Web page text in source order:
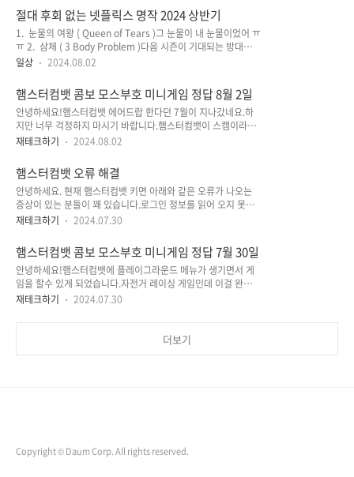
속 프로그램 설..
완화에 좋다고해서 찾아보다가 세라펩타제에 대해서 알게되었
습니다.세라펩타제의 효능에 대해서는 아래에 잘 설명되어있으
니 참고하세요~ https://m.site.naver.com/1rysU 염증 완화
세라펩타제 영양제염증 완화 영양제 세라펩타제 설명
byecom.ollasugi.com 아이허브에서 구매했는데 한통에 180
니다.통 크기는 간에 좋은 영양제인 THORNE의 SAT보다 약간
큰 크기입니다. 캡슐이 일반 알약..
절대 후회 없는 넷플릭스 명작 2024 상반기
1. 눈물의 여왕 ( Queen of Tears )그 눈물이 내 눈물이었어 ㅠ
ㅠ 2. 삼체 ( 3 Body Problem )다음 시즌이 기대되는 방대한
세계관을 가진 SF 드라마 3. 기생수 : 더 그레이 ( Parasyte:
셀다 ( Griselda )미국 마이애미 마약 제국의 대모의 이야기 5.
젠틀맨: 더 시리즈 ( The Gentlemen )타락한 영국 귀족의 이야
기 이거 다 보면 2024년 상반기 넷플릭스 돈 아깝지 않습니다.
일상 2024.08.02
햄스터컴뱃 콤보 모스부호 미니게임 정답 8월 2일
안녕하세요!햄스터컴뱃 에어드랍 한다던 7월이 지나갔네요.하
지만 너무 걱정하지 마시기 바랍니다.햄스터컴뱃이 스캠이라기
엔 정성이 너무 많이 들어갔고 사용자도 많습니다.뭘해도 될 만
니다. 햄스터컴뱃 콤보 정답TOP 10 Global Ranking
(Special)X Network 10 Million (Special)This is fine
(Special) ㅇㅇㅇ햄스터컴뱃 모스부호 정답RELAY 햄스터컴뱃
미니게임 정답
재테크하기 2024.08.02
햄스터컴뱃 오류 해결
안녕하세요. 현재 햄스터컴뱃 키면 아래와 같은 오류가 나오는
증상이 있는 분들이 꽤 있습니다.로그인 정보를 읽어 오지 못한
다는 메세지 입니다.그래서 공식 트위터에 들어가서 여러 스레드
재도 지속적으로 발생하고 있습니다.햄스터컴뱃은 암호화폐에
서 지금까지 가장 큰 프로젝트 중 하나이고역사상 가장 큰 에어
드랍이 될 수 있습니다. 이런 작업은 모든 플랫폼에 대한 매우 복
잡한 기술 작업이기 때문에 종종 이런 문제가 발생 할 수 있습니
다.프로세스와 관련된 네트워크에 잠재적인 과부하가 있을 수 도
그인 될 것으로 예상됩니다. 오랜만에 ..
재테크하기 2024.07.30
햄스터컴뱃 콤보 모스부호 미니게임 정답 7월 30일
안녕하세요!햄스터컴뱃에 플레이그라운드 메뉴가 생기면서 게
임을 할수 있게 되었습니다.자전거 레이싱 게임인데 이걸 완료하
면 열쇠를 줍니다.그런데 저를 포함해서 많은 사람들이 더 이상
지만 결론만 말하자면 레이싱게임을 안해도 에어드랍은 받을 수
재테크하기 2024.07.30
더보기
Copyright © Daum Corp. All rights reserved.